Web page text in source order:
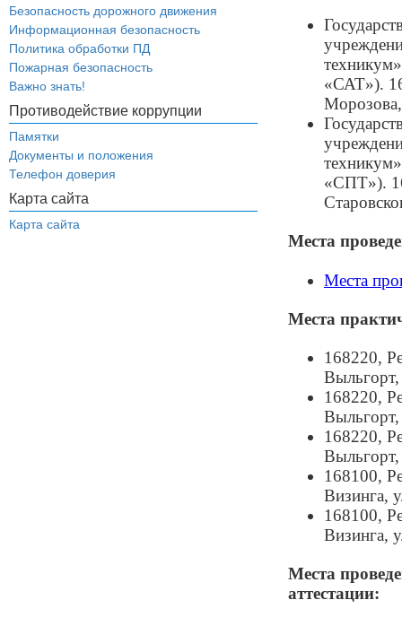
Безопасность дорожного движения
Информационная безопасность
Политика обработки ПД
Пожарная безопасность
Важно знать!
Противодействие коррупции
Памятки
Документы и положения
Телефон доверия
Карта сайта
Карта сайта
«САТ»).
«СПТ»).
Места
Места
Места
168220,
168220,
168220,
168100,
Визинга,
168100,
Визинга,
Места
аттестации: